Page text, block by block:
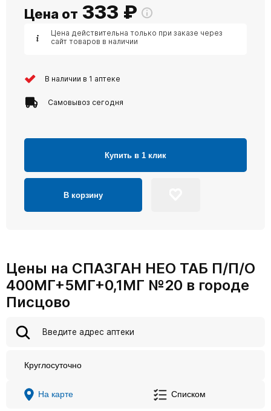
Цена от 333 ₽
Цена действительна только при заказе через
сайт товаров в наличии
В наличии в 1 аптеке
Самовывоз сегодня
Купить в 1 клик
В корзину
Цены на СПАЗГАН НЕО ТАБ П/П/О
400МГ+5МГ+0,1МГ №20 в городе
Писцово
Круглосуточно
На карте Списком